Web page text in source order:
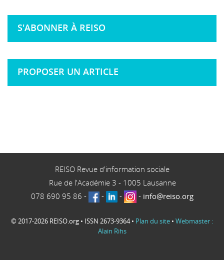
S'ABONNER À REISO
PROPOSER UN ARTICLE
REISO Revue d'information sociale
Rue de l'Académie 3 - 1005 Lausanne
078 690 95 86 - - - - info@reiso.org
© 2017-2026 REISO.org • ISSN 2673-9364 • Plan du site • Webmaster :
Alain Rihs